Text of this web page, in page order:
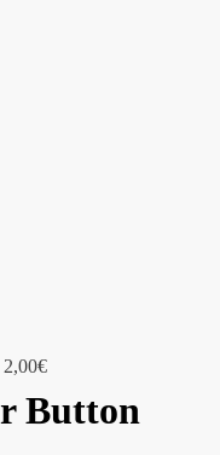
2,00€
Button